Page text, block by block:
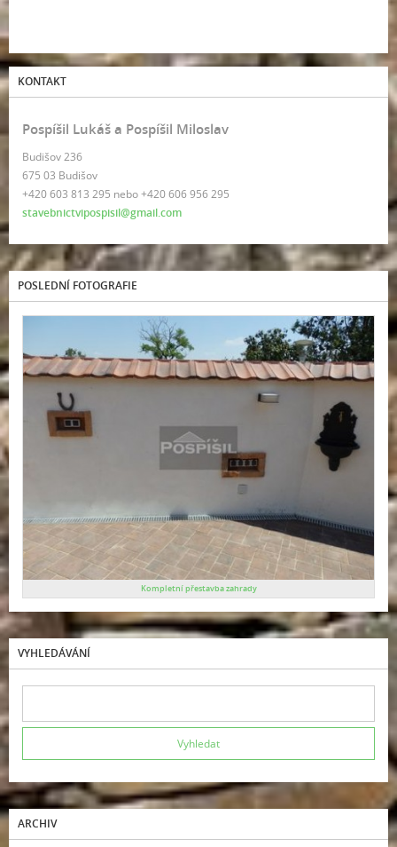
KONTAKT
Pospíšil Lukáš a Pospíšil Miloslav
Budišov 236
675 03 Budišov
+420 603 813 295 nebo +420 606 956 295
stavebnictvipospisil@gmail.com
POSLEDNÍ FOTOGRAFIE
Kompletní přestavba zahrady
VYHLEDÁVÁNÍ
ARCHIV